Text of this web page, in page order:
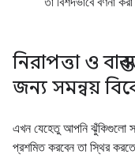
নিরাপত্তা ও
জন্য সমন্বয়
এখন যেহেতু আপনি ঝুঁকিগুলো
প্রশমিত করবেন তা স্থির